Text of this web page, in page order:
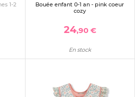
1-2
Bouée enfant 0-1 an - pink coeur
cozy
24,90 €
En stock